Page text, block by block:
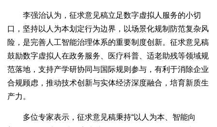
李强治认为，征求意见稿立足数字虚拟人服务的小切
口，坚持以人为本划定行为边界，以场景化规制防范复杂风
险，是完善人工智能治理体系的重要制度创新。征求意见稿
鼓励数字虚拟人在政务服务、医疗科普、适老助残等领域规
范落地，支持产学研协同与国际规则参与，有利于消除企业
合规顾虑，推动技术创新与实体经济深度融合，培育新质生
产力。
多位专家表示，征求意见稿秉持“以人为本、智能向